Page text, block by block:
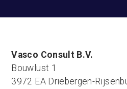
Vasco Consult B.V.
Bouwlust 1
3972 EA Driebergen-